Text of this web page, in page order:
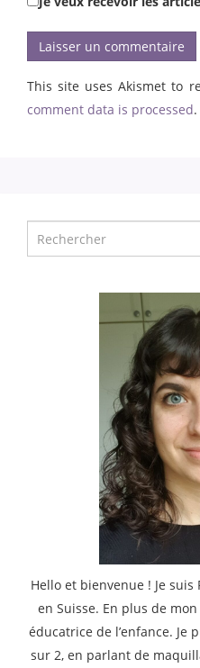
This site uses Akismet to
comment data is processed.
pour
Hello et bienvenue ! Je suis
en Suisse. En plus de
éducatrice de l’enfance.
sur 2, en parlant de